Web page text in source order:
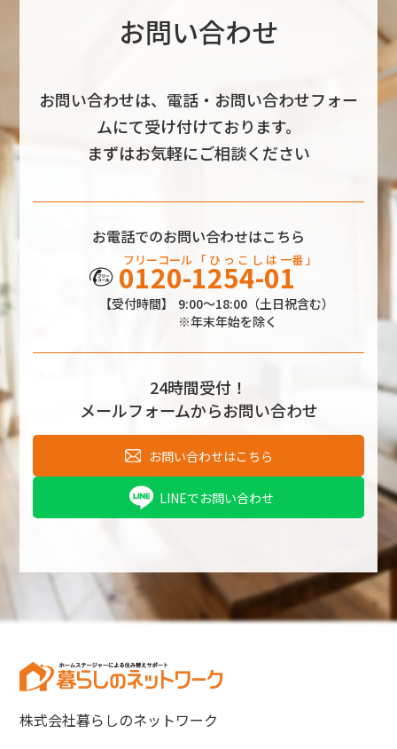
お問い合わせ
お問い合わせは、電話・お問い合わせフォー
ムにて受け付けております。
まずはお気軽にご相談ください
お電話でのお問い合わせはこちら
フリーコール 「 ひ っ こ し は 一番 」
0120-1254-01
【受付時間】
9:00～18:00（土日祝含む）
※年末年始を除く
24時間受付！
メールフォームからお問い合わせ
お問い合わせはこちら
LINEでお問い合わせ
株式会社暮らしのネットワーク